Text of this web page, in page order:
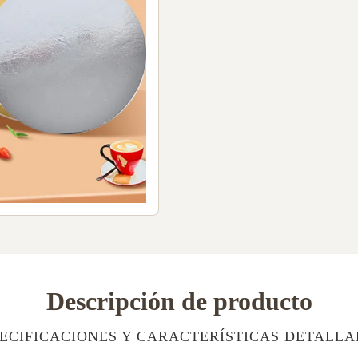
Descripción de producto
Y CARACTERÍSTICAS